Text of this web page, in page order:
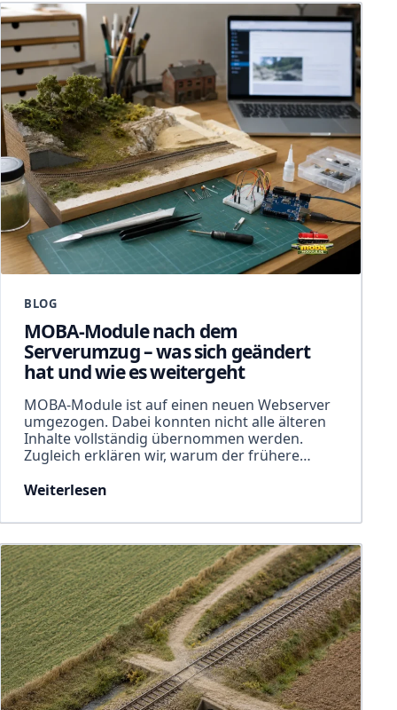
BLOG
MOBA-Module nach dem
Serverumzug – was sich geändert
hat und wie es weitergeht
MOBA-Module ist auf einen neuen Webserver
umgezogen. Dabei konnten nicht alle älteren
Inhalte vollständig übernommen werden.
Zugleich erklären wir, warum der frühere…
Weiterlesen